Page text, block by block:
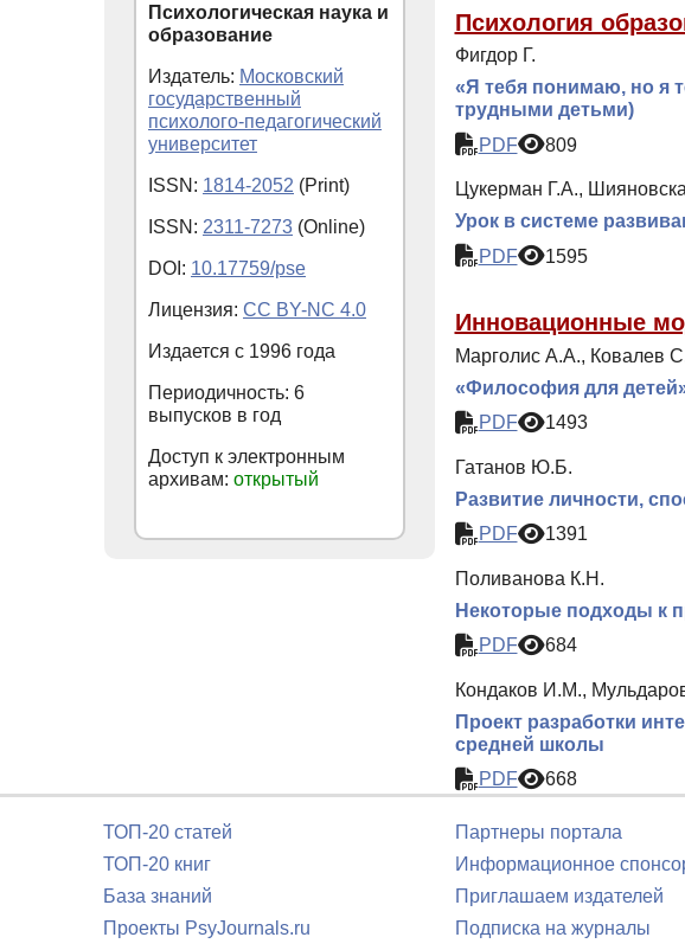
Психология
Фигдор Г.
«Я тебя понимаю, но я
трудными детьми)
PDF
809
Цукерман Г.А.,
Урок в системе
PDF
1595
Инновационные
Марголис А.А., Ковалев
«Философия для
PDF
1493
Гатанов Ю.Б.
Развитие личности,
PDF
1391
Поливанова К.Н.
Некоторые подходы к
PDF
684
Кондаков И.М.,
Проект разработки
средней школы
PDF
668
Психологическая наука и
образование
Издатель: Московский
государственный
психолого-педагогический
университет
ISSN: 1814-2052 (Print)
ISSN: 2311-7273 (Online)
DOI: 10.17759/pse
Лицензия: CC BY-NC 4.0
Издается с 1996 года
Периодичность: 6
выпусков в год
Доступ к электронным
архивам: открытый
ТОП-20 статей
ТОП-20 книг
База знаний
Проекты PsyJournals.ru
Партнеры портала
Информационное
Приглашаем издателей
Подписка на журналы